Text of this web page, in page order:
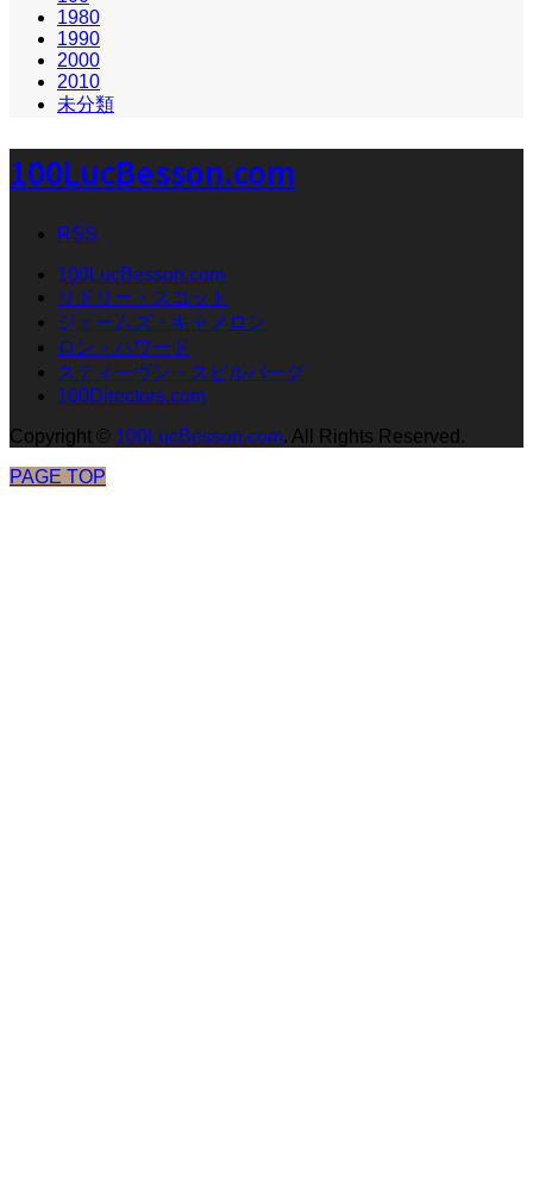
1980
1990
2000
2010
未分類
100LucBesson.com
RSS
100LucBesson.com
リドリー・スコット
ジェームズ・キャメロン
ロン・ハワード
スティーヴン・スピルバーグ
100Directors.com
Copyright © 100LucBesson.com. All Rights Reserved.
PAGE TOP